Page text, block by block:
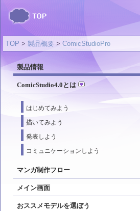
TOP > 製品概要 > ComicStudioPro
製品情報
ComicStudio4.0とは
はじめてみよう
描いてみよう
発表しよう
コミュニケーションしよう
マンガ制作フロー
メイン画面
おススメモデルを選ぼう